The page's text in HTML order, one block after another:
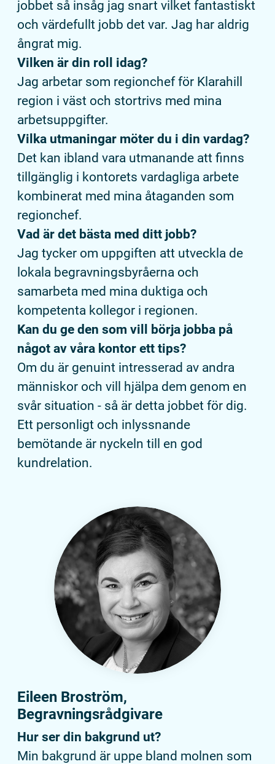
jobbet så insåg jag snart vilket fantastiskt
och värdefullt jobb det var. Jag har aldrig
ångrat mig.
Vilken är din roll idag?
Jag arbetar som regionchef för Klarahill
region i väst och stortrivs med mina
arbetsuppgifter.
Vilka utmaningar möter du i din vardag?
Det kan ibland vara utmanande att finns
tillgänglig i kontorets vardagliga arbete
kombinerat med mina åtaganden som
regionchef.
Vad är det bästa med ditt jobb?
Jag tycker om uppgiften att utveckla de
lokala begravningsbyråerna och
samarbeta med mina duktiga och
kompetenta kollegor i regionen.
Kan du ge den som vill börja jobba på
något av våra kontor ett tips?
Om du är genuint intresserad av andra
människor och vill hjälpa dem genom en
svår situation - så är detta jobbet för dig.
Ett personligt och inlyssnande
bemötande är nyckeln till en god
kundrelation.
Eileen Broström,
Begravningsrådgivare
Hur ser din bakgrund ut?
Min bakgrund är uppe bland molnen som